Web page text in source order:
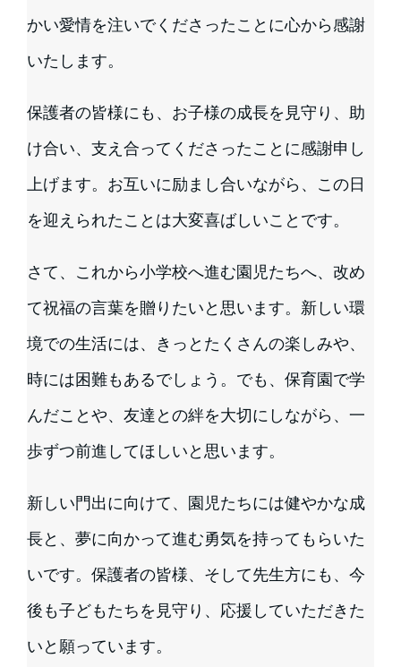
かい愛情を注いでくださったことに心から感謝
いたします。
保護者の皆様にも、お子様の成長を見守り、助
け合い、支え合ってくださったことに感謝申し
上げます。お互いに励まし合いながら、この日
を迎えられたことは大変喜ばしいことです。
さて、これから小学校へ進む園児たちへ、改め
て祝福の言葉を贈りたいと思います。新しい環
境での生活には、きっとたくさんの楽しみや、
時には困難もあるでしょう。でも、保育園で学
んだことや、友達との絆を大切にしながら、一
歩ずつ前進してほしいと思います。
新しい門出に向けて、園児たちには健やかな成
長と、夢に向かって進む勇気を持ってもらいた
いです。保護者の皆様、そして先生方にも、今
後も子どもたちを見守り、応援していただきた
いと願っています。